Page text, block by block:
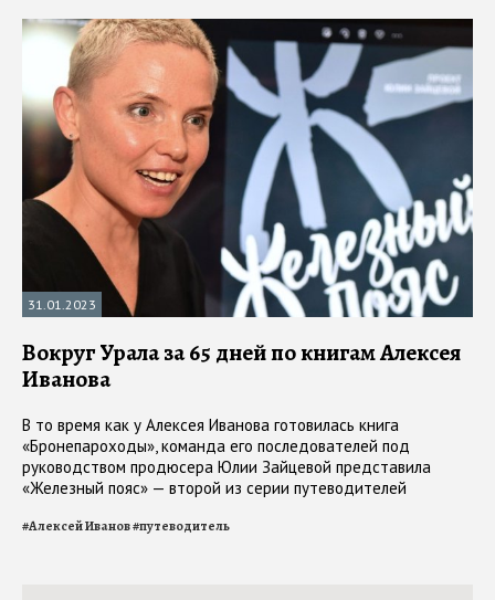
31.01.2023
Вокруг Урала за 65 дней по книгам Алексея
Иванова
В то время как у Алексея Иванова готовилась книга
«Бронепароходы», команда его последователей под
руководством продюсера Юлии Зайцевой представила
«Железный пояс» — второй из серии путеводителей
#Алексей Иванов#путеводитель